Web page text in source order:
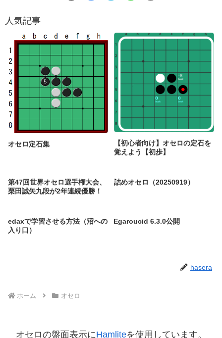
人気記事
オセロ定石集
【初心者向け】オセロの定石を
覚えよう【初歩】
第47回世界オセロ選手権大会、
栗田誠矢九段が2年連続優勝！
詰めオセロ（20250919）
edaxで学習させる方法（沼への
入り口）
Egaroucid 6.3.0公開
hasera
ホーム オセロ
オセロの盤面表示にHamliteを使用しています。